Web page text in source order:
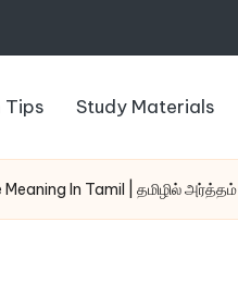
Tips Study Materials
In Tamil | தமிழில் அர்த்தம்